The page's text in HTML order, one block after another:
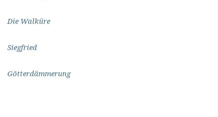
Die Walküre
Siegfried
Götterdämmerung